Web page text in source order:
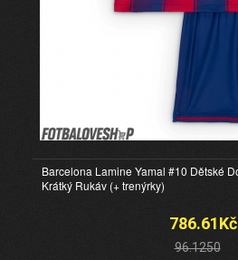
Barcelona Lamine Yamal #10 Dětské
Krátký Rukáv (+ trenýrky)
786.61Kč
96.1250